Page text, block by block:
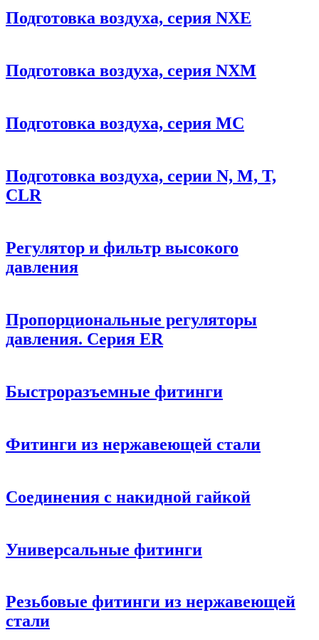
Подготовка воздуха, серия NXE
Подготовка воздуха, серия NXM
Подготовка воздуха, серия MC
Подготовка воздуха, серии N, M, T,
CLR
Регулятор и фильтр высокого
давления
Пропорциональные регуляторы
давления. Серия ER
Быстроразъемные фитинги
Фитинги из нержавеющей стали
Соединения с накидной гайкой
Универсальные фитинги
Резьбовые фитинги из нержавеющей
стали